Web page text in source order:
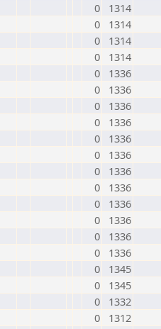
0
1314
0
1314
0
1314
0
1314
0
1336
0
1336
0
1336
0
1336
0
1336
0
1336
0
1336
0
1336
0
1336
0
1336
0
1336
0
1336
0
1345
0
1345
0
1332
0
1312